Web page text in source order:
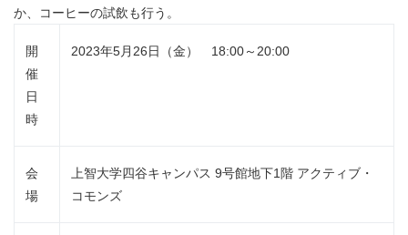
か、コーヒーの試飲も行う。
開
催
日
時
2023年5月26日（金） 18:00～20:00
会
場
上智大学四谷キャンパス 9号館地下1階 アクティブ・
コモンズ